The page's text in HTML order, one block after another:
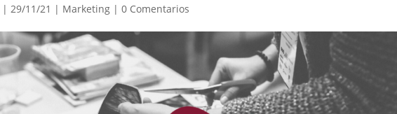
|29/11/21 | Marketing |0 Comentarios